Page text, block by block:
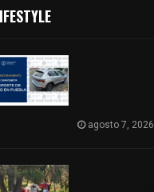
agosto 7, 2026